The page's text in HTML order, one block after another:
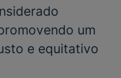
um
e equitativo